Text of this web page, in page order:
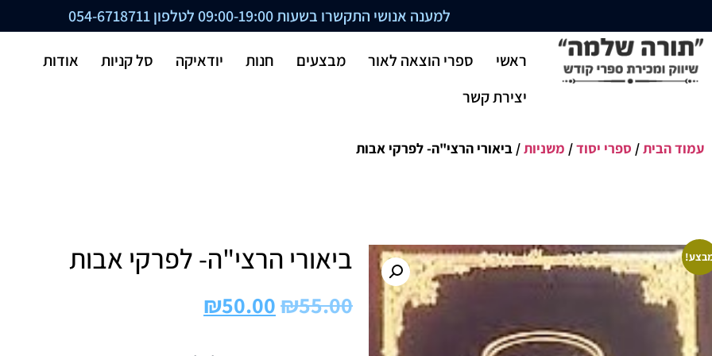
למענה אנושי התקשרו בשעות 09:00-19:00 לטלפון 054-6718711
ראשי ספרי הוצאה לאור מבצעים חנות יודאיקה סל קניות
אודות
יצירת קשר
עמוד הבית/ ספרי יסוד/ משניות/ ביאורי הרצי"ה- לפרקי אבות
ביאורי הרצי"ה- לפרקי אבות
₪55.00
₪50.00